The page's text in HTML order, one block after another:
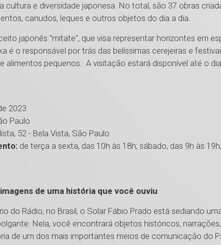
cultura e diversidade japonesa. No total, são 37 obras
canudos, leques e outros objetos do dia a dia.
japonês "mitate", que visa representar horizontes em
é o responsável por trás das belíssimas cerejeiras e
alimentos pequenos. A visitação estará disponível até o
2023
Paulo
52 - Bela Vista, São Paulo
de terça a sexta, das 10h às 18h; sábado, das 9h às
de uma história que você ouviu
do Rádio, no Brasil, o Solar Fábio Prado está sediando
Nela, você encontrará objetos históricos,
de um dos mais importantes meios de comunicação do